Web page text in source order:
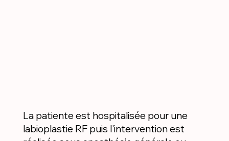
La patiente est hospitalisée pour une
labioplastie RF puis l'intervention est